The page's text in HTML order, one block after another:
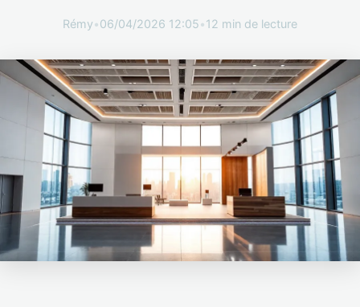
Rémy•06/04/2026 12:05•12 min de lecture